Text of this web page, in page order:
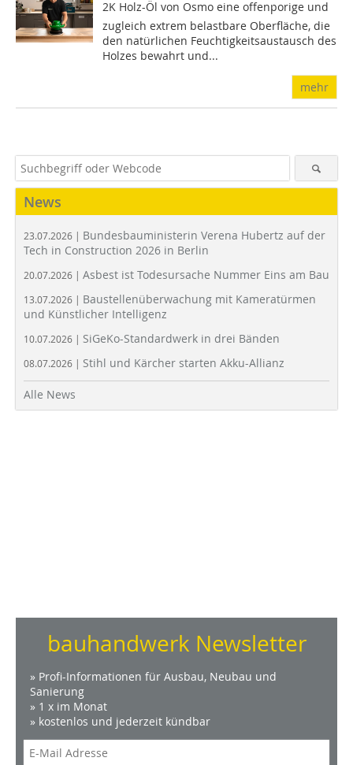
2K Holz-Öl von Osmo eine offenporige und
zugleich extrem belastbare Oberfläche, die
den natürlichen Feuchtigkeitsaustausch des
Holzes bewahrt und...
mehr
News
23.07.2026 | Bundesbauministerin Verena Hubertz auf der
Tech in Construction 2026 in Berlin
20.07.2026 | Asbest ist Todesursache Nummer Eins am Bau
13.07.2026 | Baustellenüberwachung mit Kameratürmen
und Künstlicher Intelligenz
10.07.2026 | SiGeKo-Standardwerk in drei Bänden
08.07.2026 | Stihl und Kärcher starten Akku-Allianz
Alle News
bauhandwerk Newsletter
» Profi-Informationen für Ausbau, Neubau und
Sanierung
» 1 x im Monat
» kostenlos und jederzeit kündbar